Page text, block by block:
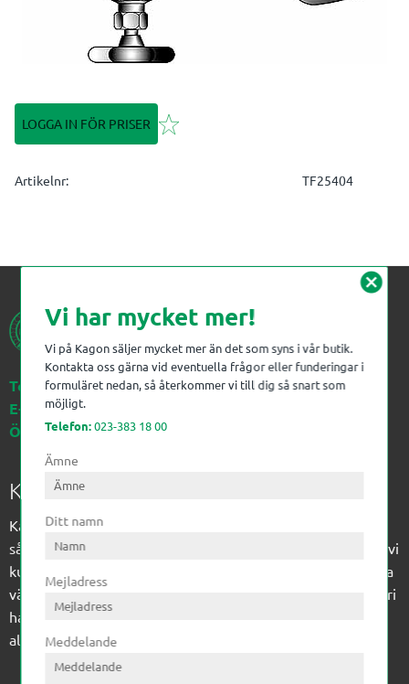
LOGGA IN FÖR PRISER Lägg till i favoriter
Artikelnr TF25404
Telefon:023-383 18 00
E-post:kagon@kagon.se
Öppettider:Måndag-Fredag, 07-16
Kagon AB
Kagon har sedan 1972 levererat kompetens till
sågverksindustrin och övrig industri. Till träindustrin tillför vi
kunskap med optimeringslösningar från timmerplanen hela
vägen fram till paketering/emballering och till övrig industri
har vi ett komplement sortiment av teknikprodukter med
allt ifrån slangtillverkning till transmission och lager.
cancel
Vi har mycket mer!
Vi på Kagon säljer mycket mer än det som syns i vår butik.
Kontakta oss gärna vid eventuella frågor eller funderingar i
formuläret nedan, så återkommer vi till dig så snart som
möjligt.
Telefon:023-383 18 00
Ämne
Ditt namn
Mejladress
Meddelande